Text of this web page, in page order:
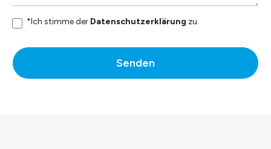
*Ich stimme der Datenschutzerklärung zu.
Senden